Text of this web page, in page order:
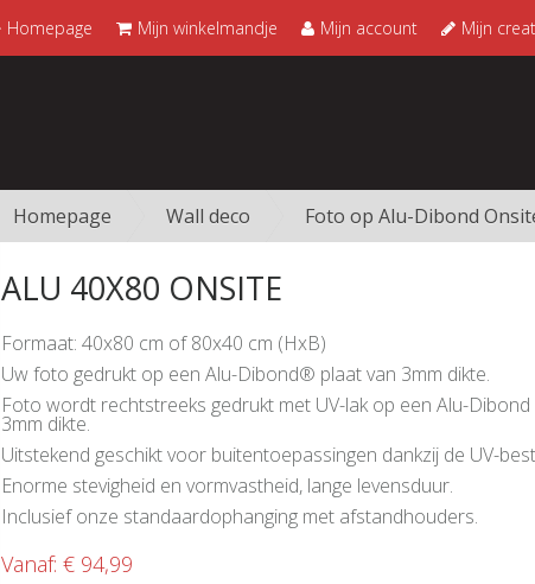
Homepage Mijn winkelmandje Mijn account Mijn
Homepage Wall deco Foto op Alu-Dibond
ALU 40X80 ONSITE
Formaat: 40x80 cm of 80x40 cm (HxB)
Uw foto gedrukt op een Alu-Dibond® plaat van 3mm dikte.
Foto wordt rechtstreeks gedrukt met UV-lak op een Alu-Dibond
3mm dikte.
Uitstekend geschikt voor buitentoepassingen dankzij de UV-
Enorme stevigheid en vormvastheid, lange levensduur.
Inclusief onze standaardophanging met afstandhouders.
Vanaf: € 94,99